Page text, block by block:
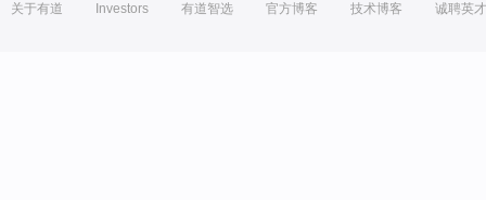
关于有道 Investors 有道智选 官方博客 技术博客 诚聘英才